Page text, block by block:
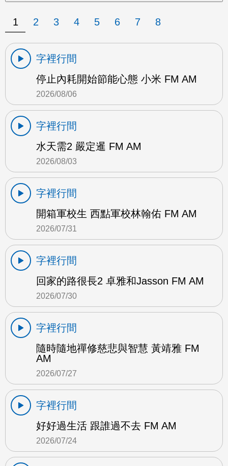
1 2 3 4 5 6 7 8
字裡行間
停止內耗開始節能心態 小米 FM AM
2026/08/06
字裡行間
水天需2 嚴定暹 FM AM
2026/08/03
字裡行間
開箱軍校生 西點軍校林翰佑 FM AM
2026/07/31
字裡行間
回家的路很長2 卓雅和Jasson FM AM
2026/07/30
字裡行間
隨時隨地禪修慈悲與智慧 黃靖雅 FM
AM
2026/07/27
字裡行間
好好過生活 跟誰過不去 FM AM
2026/07/24